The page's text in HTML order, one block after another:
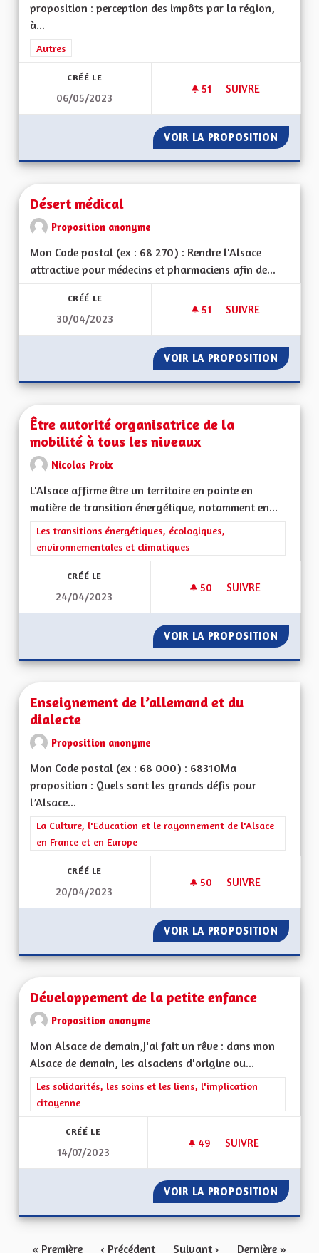
proposition : perception des impôts par la région,
à...
Filtrer les résultats de la catégorie : Autres
Autres
CRÉÉ LE
06/05/2023
51 51 ABONNÉS
SUIVRE
VOIR LA PROPOSITION
Désert médical
Proposition anonyme
Mon Code postal (ex : 68 270) : Rendre l'Alsace
attractive pour médecins et pharmaciens afin de...
CRÉÉ LE
30/04/2023
51 51 ABONNÉS
SUIVRE
VOIR LA PROPOSITION
Être autorité organisatrice de la
mobilité à tous les niveaux
Nicolas Proix
L'Alsace affirme être un territoire en pointe en
matière de transition énergétique, notamment en...
Filtrer les résultats de la catégorie : Les transitions
Les transitions énergétiques, écologiques,
environnementales et climatiques
CRÉÉ LE
24/04/2023
50 50 ABONNÉS
SUIVRE
VOIR LA PROPOSITION ÊTRE
Enseignement de l’allemand et du
dialecte
Proposition anonyme
Mon Code postal (ex : 68 000) : 68310Ma
proposition : Quels sont les grands défis pour
l’Alsace...
Filtrer les résultats de la catégorie : La Culture, l'Education et
La Culture, l'Education et le rayonnement de l'Alsace
en France et en Europe
CRÉÉ LE
20/04/2023
50 50 ABONNÉS
SUIVRE
VOIR LA PROPOSITION
Développement de la petite enfance
Proposition anonyme
Mon Alsace de demain,J'ai fait un rêve : dans mon
Alsace de demain, les alsaciens d'origine ou...
Filtrer les résultats de la catégorie : Les solidarités, les soins
Les solidarités, les soins et les liens, l'implication
citoyenne
CRÉÉ LE
14/07/2023
49 49 ABONNÉS
SUIVRE
VOIR LA PROPOSITION
« Première ‹ Précédent Suivant › Dernière »